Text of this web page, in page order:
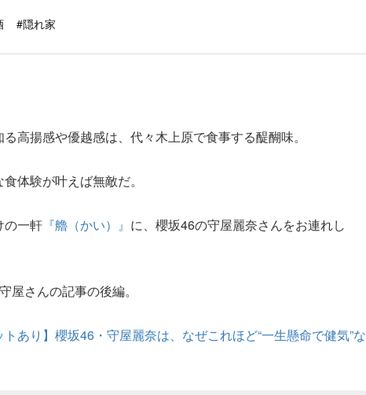
#隠れ家
高揚感や優越感は、代々木上原で食事する醍醐味。
体験が叶えば無敵だ。
の一軒 『艪（かい）』 に、櫻坂46の守屋麗奈さんをお連れし
屋さんの記事の後編。
トあり】櫻坂46・守屋麗奈は、なぜこれほど“一生懸命で健気”な